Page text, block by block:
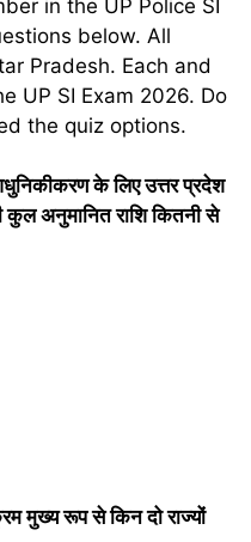
in the UP Police SI
below. All
Pradesh. Each and
UP SI Exam 2026. Do
the quiz options.
के लिए उत्तर प्रदेश
कुल अनुमानित राशि कितनी से
मुख्य रूप से किन दो राज्यों